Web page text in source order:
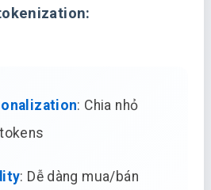
: Chia nhỏ
: Dễ dàng mua/bán